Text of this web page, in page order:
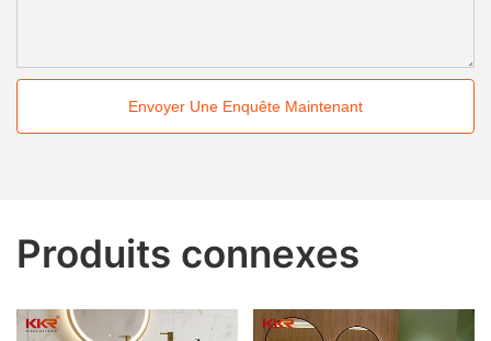
Envoyer Une Enquête Maintenant
Produits connexes